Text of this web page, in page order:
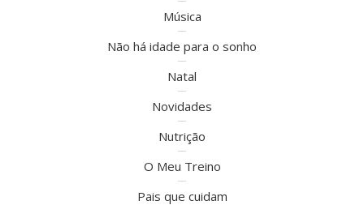
Música
Não há idade para o sonho
Natal
Novidades
Nutrição
O Meu Treino
Pais que cuidam